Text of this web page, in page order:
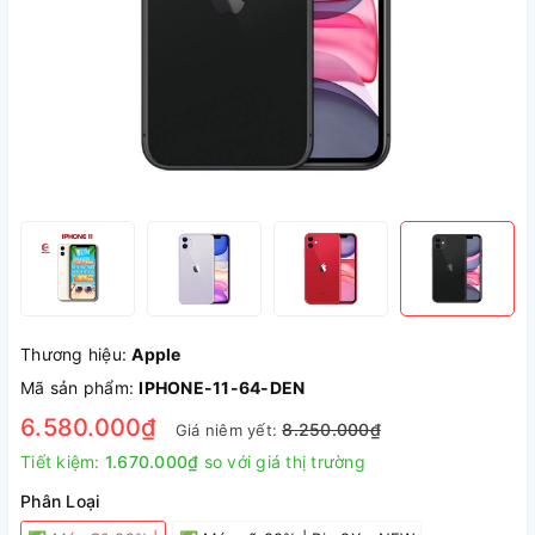
Thương hiệu:Apple
Mã sản phẩm:IPHONE-11-64-DEN
6.580.000₫ Giá niêm yết:8.250.000₫
Tiết kiệm: 1.670.000₫ so với giá thị trường
Phân Loại